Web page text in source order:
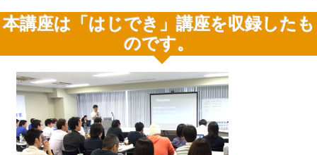
本講座は「はじでき」講座を収録したも
のです。